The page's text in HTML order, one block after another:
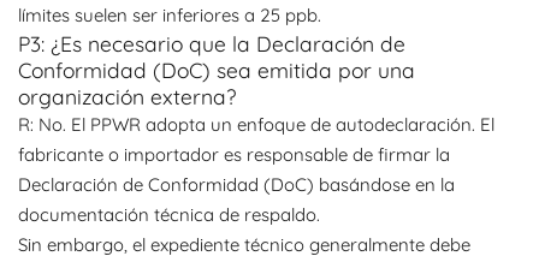
límites suelen ser inferiores a 25 ppb.
P3: ¿Es necesario que la Declaración de
Conformidad (DoC) sea emitida por una
organización externa?
R: No. El PPWR adopta un enfoque de autodeclaración. El
fabricante o importador es responsable de firmar la
Declaración de Conformidad (DoC) basándose en la
documentación técnica de respaldo.
Sin embargo, el expediente técnico generalmente debe